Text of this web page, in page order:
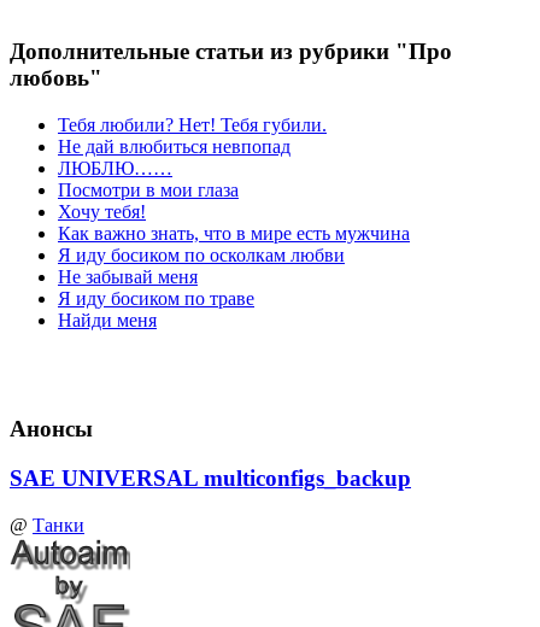
Дополнительные статьи из рубрики "Про
любовь"
Тебя любили? Нет! Тебя губили.
Не дай влюбиться невпопад
ЛЮБЛЮ……
Посмотри в мои глаза
Хочу тебя!
Как важно знать, что в мире есть мужчина
Я иду босиком по осколкам любви
Не забывай меня
Я иду босиком по траве
Найди меня
Анонсы
SAE UNIVERSAL multiconfigs_backup
@ Танки